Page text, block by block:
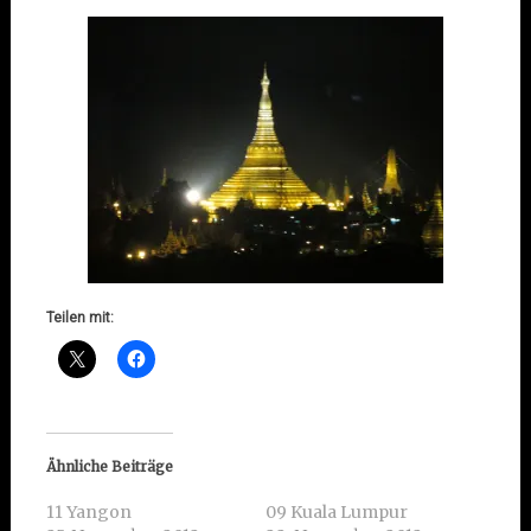
Teilen mit:
Ähnliche Beiträge
11 Yangon
09 Kuala Lumpur